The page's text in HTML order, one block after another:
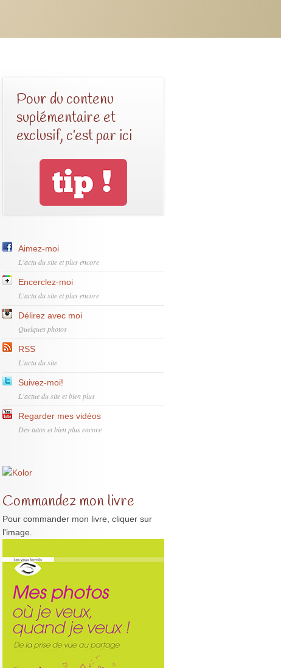
Pour du contenu
suplémentaire et
exclusif, c’est par ici
Aimez-moi
L'actu du site et plus encore
Encerclez-moi
L'actu du site et plus encore
Délirez avec moi
Quelques photos
RSS
L'actu du site
Suivez-moi!
L'actue du site et bien plus
Regarder mes vidéos
Des tutos et bien plus encore
Commandez mon livre
Pour commander mon livre, cliquer sur
l'image.